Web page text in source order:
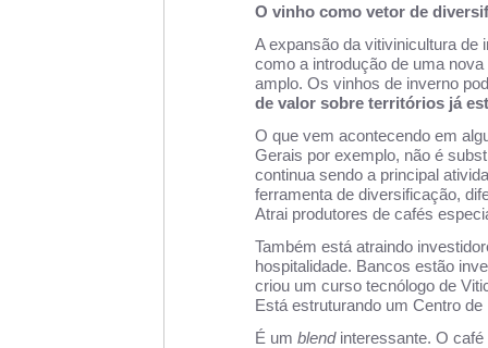
O vinho como vetor de
A expansão da vitivinicultura de
como a introdução de uma
amplo. Os vinhos de inverno
de valor sobre territórios já
O que vem acontecendo em
Gerais por exemplo, não é
continua sendo a principal
ferramenta de diversificação,
Atrai produtores de cafés
Também está atraindo
hospitalidade. Bancos estão
criou um curso tecnólogo de
Está estruturando um Centro
É um blendinteressante. O café